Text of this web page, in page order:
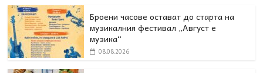
Броени часове остават до старта на
музикалния фестивал „Август е
музика“
08.08.2026